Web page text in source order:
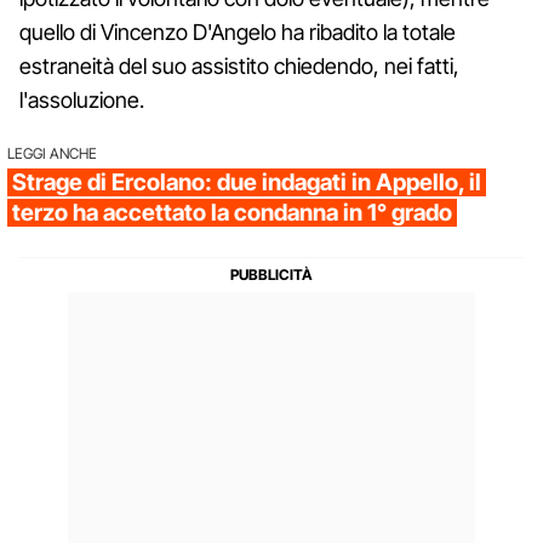
quello di Vincenzo D'Angelo ha ribadito la totale
estraneità del suo assistito chiedendo, nei fatti,
l'assoluzione.
LEGGI ANCHE
Strage di Ercolano: due indagati in Appello, il
terzo ha accettato la condanna in 1° grado